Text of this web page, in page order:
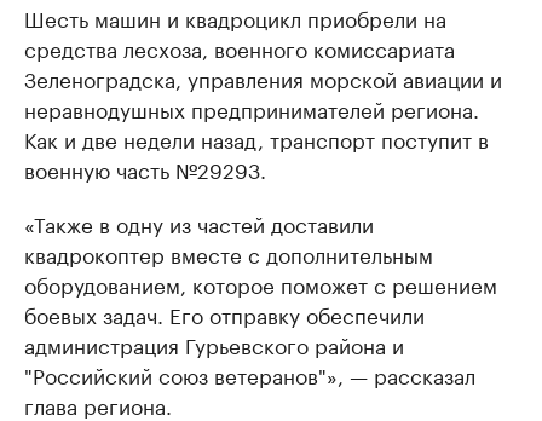
Шесть машин и квадроцикл приобрели на
средства лесхоза, военного комиссариата
Зеленоградска, управления морской авиации и
неравнодушных предпринимателей региона.
Как и две недели назад, транспорт поступит в
военную часть №29293.
«Также в одну из частей доставили
квадрокоптер вместе с дополнительным
оборудованием, которое поможет с решением
боевых задач. Его отправку обеспечили
администрация Гурьевского района и
"Российский союз ветеранов"», — рассказал
глава региона.